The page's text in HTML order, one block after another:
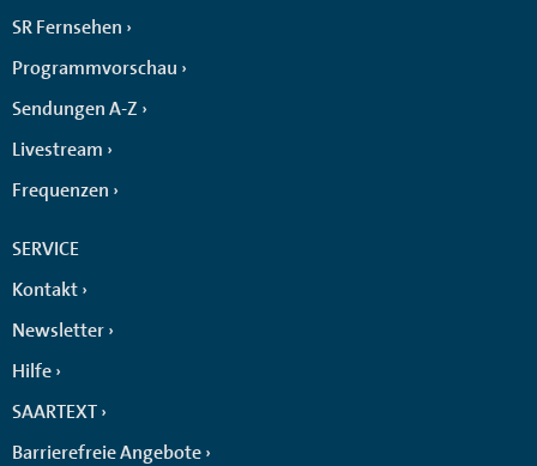
SR Fernsehen
Programmvorschau
Sendungen A-Z
Livestream
Frequenzen
SERVICE
Kontakt
Newsletter
Hilfe
SAARTEXT
Barrierefreie Angebote